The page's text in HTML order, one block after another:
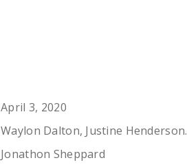
April 3, 2020
Waylon Dalton, Justine Henderson.
Jonathon Sheppard